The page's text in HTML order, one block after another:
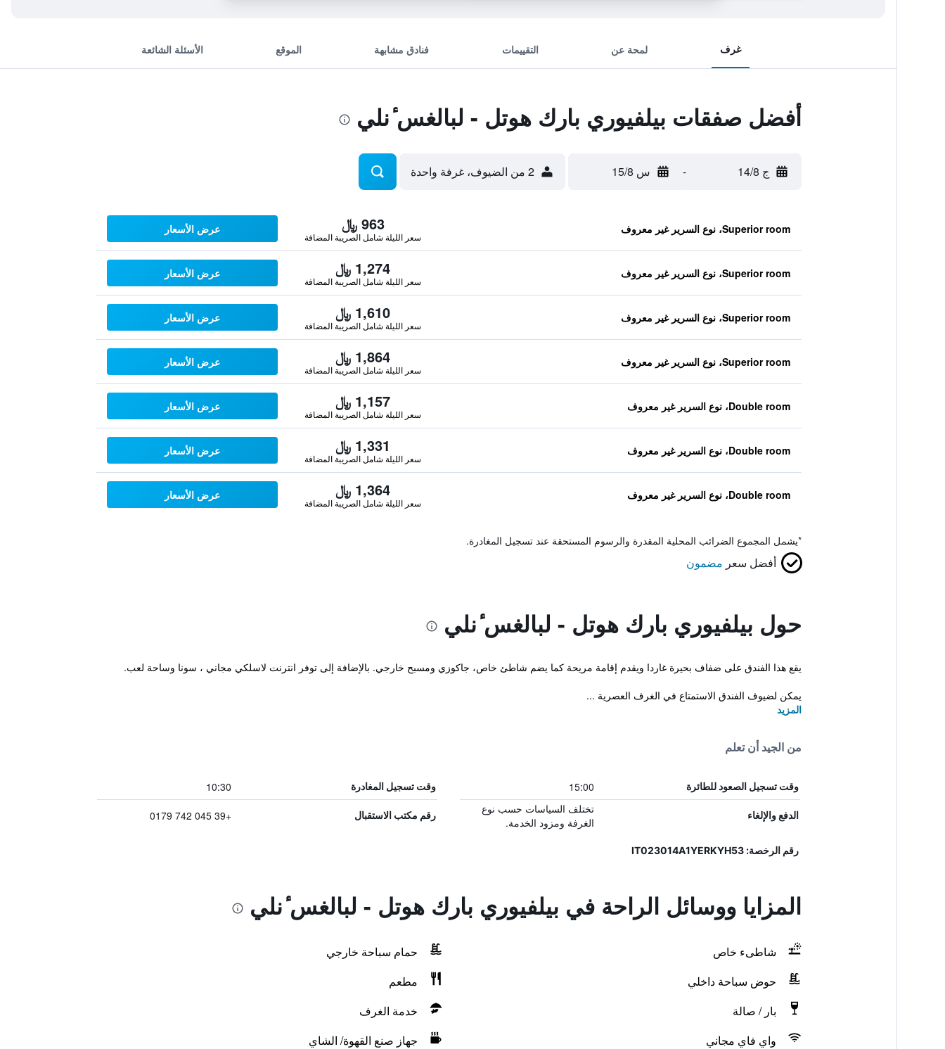
غرف لمحة عن التقييمات فنادق مشابهة الموقع الأسئلة الشائعة
أفضل صفقات بيلفيوري بارك هوتل - لبالغس ٔنلي
ج 14/8 - س 15/8 2 من الضيوف، غرفة واحدة
Superior room، نوع السرير غير معروف 963 ﷼
سعر الليلة شامل الصريبة المضافة
عرض الأسعار
Superior room، نوع السرير غير معروف 1,274 ﷼
سعر الليلة شامل الصريبة المضافة
عرض الأسعار
Superior room، نوع السرير غير معروف 1,610 ﷼
سعر الليلة شامل الصريبة المضافة
عرض الأسعار
Superior room، نوع السرير غير معروف 1,864 ﷼
سعر الليلة شامل الصريبة المضافة
عرض الأسعار
Double room، نوع السرير غير معروف 1,157 ﷼
سعر الليلة شامل الصريبة المضافة
عرض الأسعار
Double room، نوع السرير غير معروف 1,331 ﷼
سعر الليلة شامل الصريبة المضافة
عرض الأسعار
Double room، نوع السرير غير معروف 1,364 ﷼
سعر الليلة شامل الصريبة المضافة
عرض الأسعار
*يشمل المجموع الضرائب المحلية المقدرة والرسوم المستحقة عند تسجيل المغادرة.
أفضل سعر مضمون
حول بيلفيوري بارك هوتل - لبالغس ٔنلي
يقع هذا الفندق على ضفاف بحيرة غاردا ويقدم إقامة مريحة كما يضم شاطئ خاص، جاكوزي ومسبح خارجي. بالإضافة إلى توفر انترنت لاسلكي مجاني ، سونا وساحة لعب.
يمكن لضيوف الفندق الاستمتاع في الغرف العصرية ...
المزيد
من الجيد أن تعلم
وقت تسجيل الصعود للطائرة 15:00 وقت تسجيل المغادرة 10:30
الدفع والإلغاء
تختلف السياسات حسب نوع
الغرفة ومزود الخدمة.
رقم مكتب الاستقبال +39 045 742 0179
رقم الرخصة: IT023014A1YERKYH53
المزايا ووسائل الراحة في بيلفيوري بارك هوتل - لبالغس ٔنلي
شاطىء خاص
حمام سباحة خارجي
حوض سباحة داخلي
مطعم
بار / صالة
خدمة الغرف
واي فاي مجاني
جهاز صنع القهوة/ الشاي